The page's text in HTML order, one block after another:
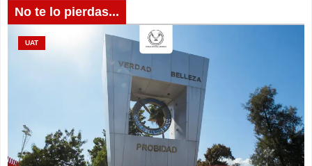
No te lo pierdas...
UAT